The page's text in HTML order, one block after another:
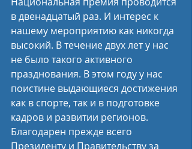
в двенадцатый раз. И интерес к
нашему мероприятию как никогда
высокий. В течение двух лет у нас
не было такого активного
празднования. В этом году у нас
поистине выдающиеся достижения
как в спорте, так и в подготовке
кадров и развитии регионов.
Благодарен прежде всего
Президенту и Правительству за